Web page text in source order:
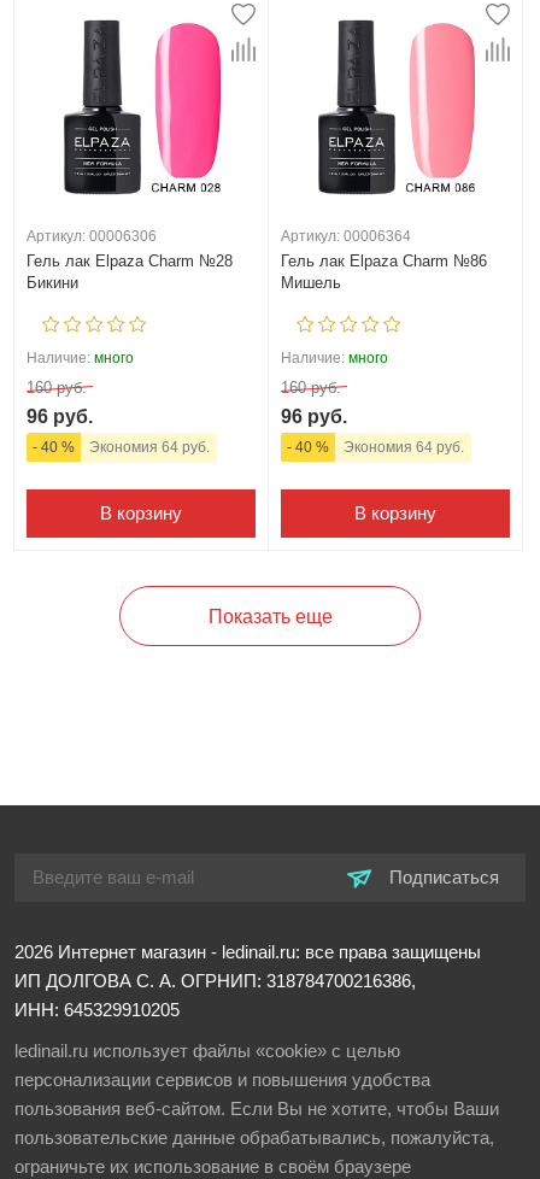
Артикул: 00006306
Гель лак Elpaza Charm №28
Бикини
Наличие: много
160 руб.
96 руб.
- 40 % Экономия 64 руб.
В корзину
Артикул: 00006364
Гель лак Elpaza Charm №86
Мишель
Наличие: много
160 руб.
96 руб.
- 40 % Экономия 64 руб.
В корзину
Показать еще
Подписаться
2026 Интернет магазин - ledinail.ru: все права защищены
ИП ДОЛГОВА С. А. ОГРНИП: 318784700216386,
ИНН: 645329910205
ledinail.ru использует файлы «cookie» с целью
персонализации сервисов и повышения удобства
пользования веб-сайтом. Если Вы не хотите, чтобы Ваши
пользовательские данные обрабатывались, пожалуйста,
ограничьте их использование в своём браузере